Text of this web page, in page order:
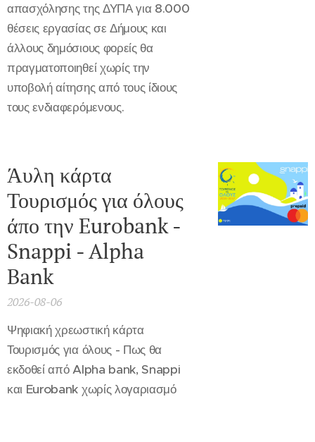
απασχόλησης της ΔΥΠΑ για 8.000
θέσεις εργασίας σε Δήμους και
άλλους δημόσιους φορείς θα
πραγματοποιηθεί χωρίς την
υποβολή αίτησης από τους ίδιους
τους ενδιαφερόμενους.
Άυλη κάρτα
Τουρισμός για όλους
άπο την Eurobank -
Snappi - Alpha
Bank
2026-08-06
Ψηφιακή χρεωστική κάρτα
Τουρισμός για όλους - Πως θα
εκδοθεί από Alpha bank, Snappi
και Eurobank χωρίς λογαριασμό